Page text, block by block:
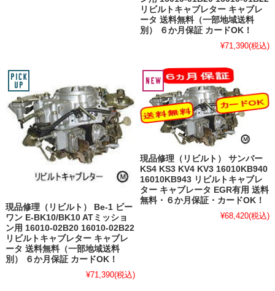
リビルトキャブレター キャブレ
ータ 送料無料（一部地域送料
別） ６か月保証 カードOK！
¥71,390(税込)
現品修理（リビルト） Be-1 ビー
ワン E-BK10/BK10 ATミッショ
ン用 16010-02B20 16010-02B22
リビルトキャブレター キャブレ
ータ 送料無料（一部地域送料
別） ６か月保証 カードOK！
¥71,390(税込)
現品修理（リビルト） サンバー
KS4 KS3 KV4 KV3 16010KB940
16010KB943 リビルトキャブレ
ター キャブレータ EGR有用 送料
無料・６か月保証・カードOK！
¥68,420(税込)